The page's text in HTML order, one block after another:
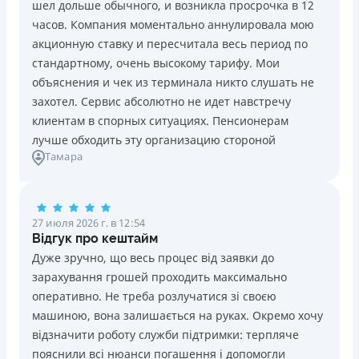
Погашение
В кассах и терминалах отделений
Оплата на расчетный счёт
Онлайн (через сайт или интернет-банкинг)
Через терминалы самообслуживания
Лицензия НБУ
Лицензия НБУ №10
Вся информация о кредите
ПОЛУЧИТЬ ЗАЙМ
Возраст
18 - 70 лет
Преимущества
Сниженная процентная ставка 0,01% в день для
новых клиентов на период от 3 до 30 дней (после
этого стандартная ставка 1%)
Запрашиваются только данные паспорта, ИНН, номер
банковской карты и телефона
проблемной кредитной историей.
Переводятся деньги на банковскую карту сразу после
подписания электронного договора о предоставлении
кредита
Дарятся скидки до -99% постоянным клиентам на
будущие кредиты согласно программе лояльности
Программа лояльности для постоянных клиентов
Круглосуточная поддержка в Viber, Telegram,
шел дольше обычного, и возникла просрочка в 12
часов. Компания моментально аннулировала мою
акционную ставку и пересчитала весь период по
стандартному, очень высокому тарифу. Мои
объяснения и чек из терминала никто слушать не
захотел. Сервис абсолютно не идет навстречу
клиентам в спорных ситуациях. Пенсионерам
лучше обходить эту организацию стороной
Тамара
27 июля 2026 г. в 12:54
Відгук про кештайм
Дуже зручно, що весь процес від заявки до
зарахування грошей проходить максимально
оперативно. Не треба розлучатися зі своєю
машиною, вона залишається на руках. Окремо хочу
відзначити роботу служби підтримки: терпляче
пояснили всі нюанси погашення і допомогли